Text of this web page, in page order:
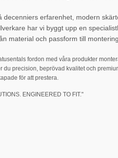
decenniers erfarenhet, modern
har vi byggt upp en
material och passform till
fordon med våra produkter
du precision, beprövad kvalitet och
för att prestera.
ENGINEERED TO FIT."